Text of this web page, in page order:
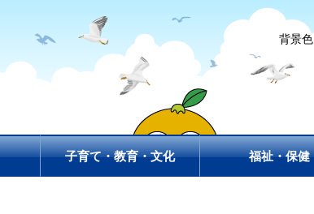
背景色
子育て・教育・文化 福祉・保健